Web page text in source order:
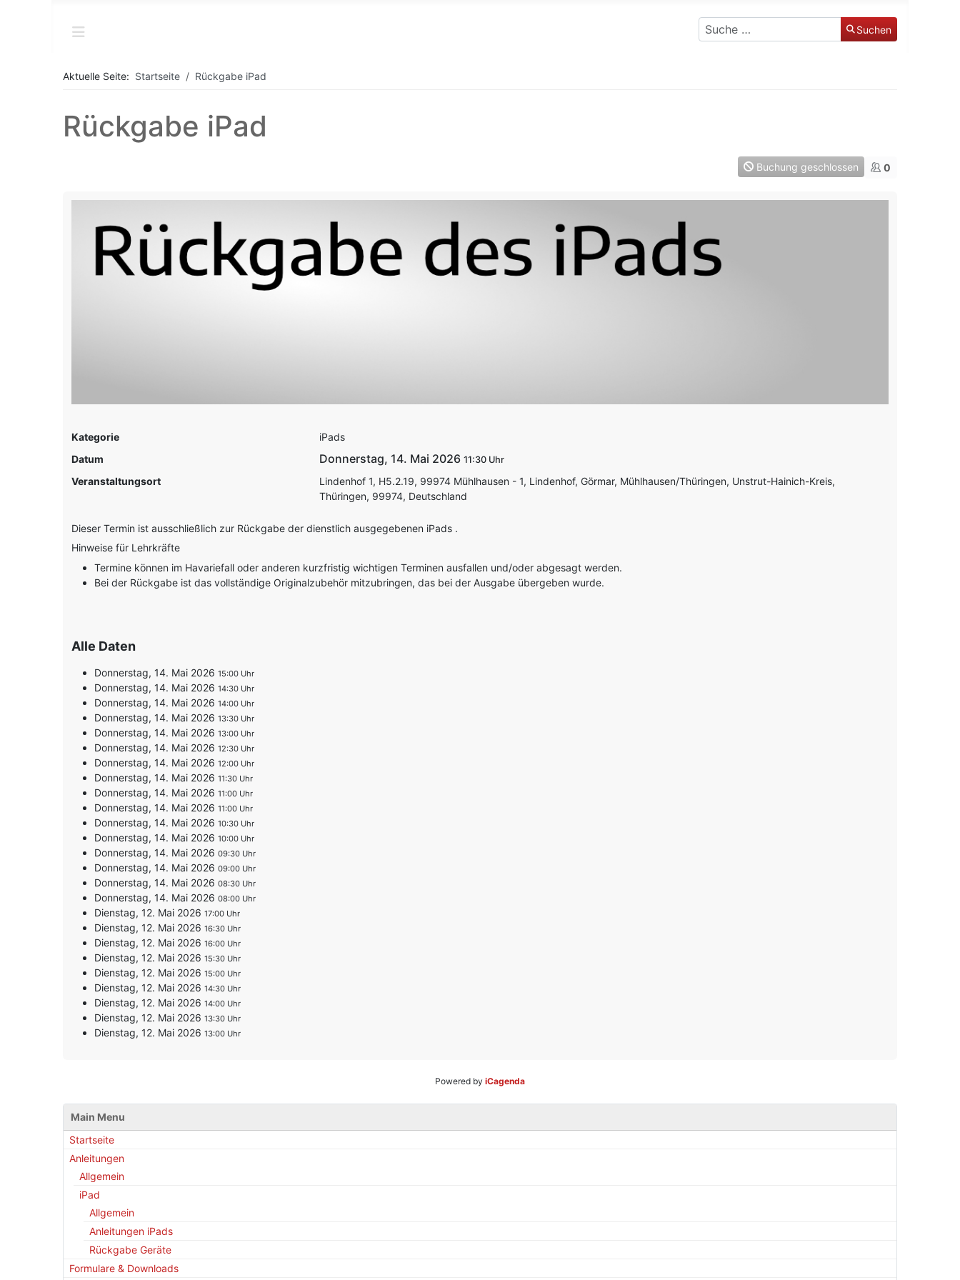
Suchen Suchen
Main Menu
Startseite
Anleitungen
Allgemein
iPad
Allgemein
Anleitungen iPads
Rückgabe Geräte
Formulare & Downloads
Aktuelle Seite: Startseite Rückgabe iPad
Rückgabe iPad
Buchung geschlossen 0
Kategorie
iPads
Datum
Donnerstag, 14. Mai 2026 11:30
Veranstaltungsort
Lindenhof 1, H5.2.19, 99974 Mühlhausen - 1, Lindenhof, Görmar, Mühlhausen/Thüringen, Unstrut-Hainich-Kreis,
Thüringen, 99974, Deutschland
Dieser Termin ist ausschließlich zur Rückgabe der dienstlich ausgegebenen iPads .
Hinweise für Lehrkräfte
Termine können im Havariefall oder anderen kurzfristig wichtigen Terminen ausfallen und/oder abgesagt werden.
Bei der Rückgabe ist das vollständige Originalzubehör mitzubringen, das bei der Ausgabe übergeben wurde.
Alle Daten
Donnerstag, 14. Mai 2026 15:00
Donnerstag, 14. Mai 2026 14:30
Donnerstag, 14. Mai 2026 14:00
Donnerstag, 14. Mai 2026 13:30
Donnerstag, 14. Mai 2026 13:00
Donnerstag, 14. Mai 2026 12:30
Donnerstag, 14. Mai 2026 12:00
Donnerstag, 14. Mai 2026 11:30
Donnerstag, 14. Mai 2026 11:00
Donnerstag, 14. Mai 2026 11:00
Donnerstag, 14. Mai 2026 10:30
Donnerstag, 14. Mai 2026 10:00
Donnerstag, 14. Mai 2026 09:30
Donnerstag, 14. Mai 2026 09:00
Donnerstag, 14. Mai 2026 08:30
Donnerstag, 14. Mai 2026 08:00
Dienstag, 12. Mai 2026 17:00
Dienstag, 12. Mai 2026 16:30
Dienstag, 12. Mai 2026 16:00
Dienstag, 12. Mai 2026 15:30
Dienstag, 12. Mai 2026 15:00
Dienstag, 12. Mai 2026 14:30
Dienstag, 12. Mai 2026 14:00
Dienstag, 12. Mai 2026 13:30
Dienstag, 12. Mai 2026 13:00
Powered by iCagenda